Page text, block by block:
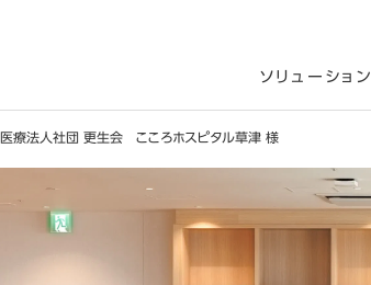
ソリューション
医療法人社団 更生会 こころホスピタル草津 様